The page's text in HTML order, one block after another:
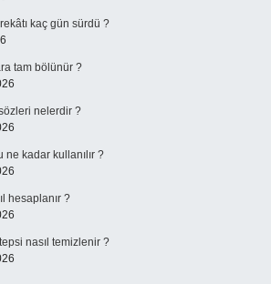
kaç gün sürdü ?
tam bölünür ?
nelerdir ?
ne kadar kullanılır ?
hesaplanır ?
nasıl temizlenir ?